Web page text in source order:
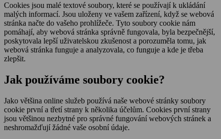
Cookies jsou malé textové soubory, které se používají k ukládání
malých informací. Jsou uloženy ve vašem zařízení, když se webová
stránka načte do vašeho prohlížeče. Tyto soubory cookie nám
pomáhají, aby webová stránka správně fungovala, byla bezpečnější,
poskytovala lepší uživatelskou zkušenost a porozuměla tomu, jak
webová stránka funguje a analyzovala, co funguje a kde je třeba
zlepšit.
Jak používáme soubory cookie?
Jako většina online služeb používá naše webové stránky soubory
cookie první a třetí strany k několika účelům. Cookies první strany
jsou většinou nezbytné pro správné fungování webových stránek a
neshromažďují žádné vaše osobní údaje.